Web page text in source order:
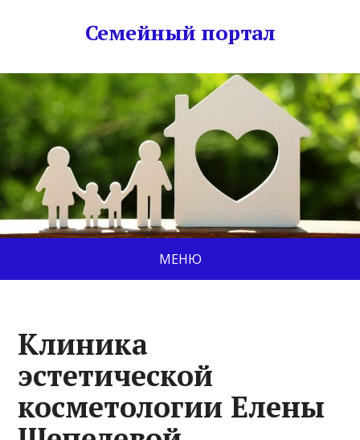
Семейный портал
МЕНЮ
Клиника
эстетической
косметологии Елены